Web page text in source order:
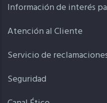
Información de interés
Atención al Cliente
Servicio de
Seguridad